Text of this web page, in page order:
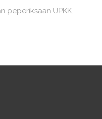
peperiksaan UPKK.